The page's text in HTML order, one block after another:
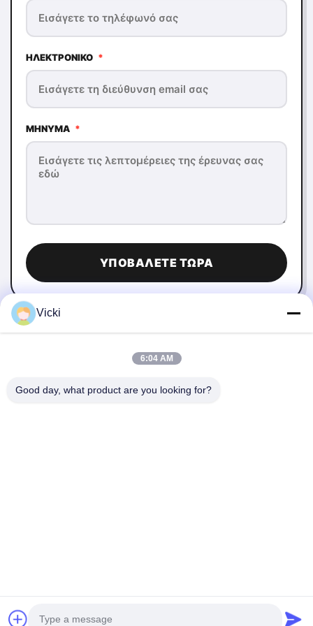
ΗΛΕΚΤΡΟΝΙΚΌ *
ΜΉΝΥΜΑ *
ΥΠΟΒΆΛΕΤΕ ΤΏΡΑ
© 2026 RICHSTAR (SHENZHEN) LIMITED. ALL RIGHTS RESERVED.
Vicki
6:04 AM
Good day, what product are you looking for?